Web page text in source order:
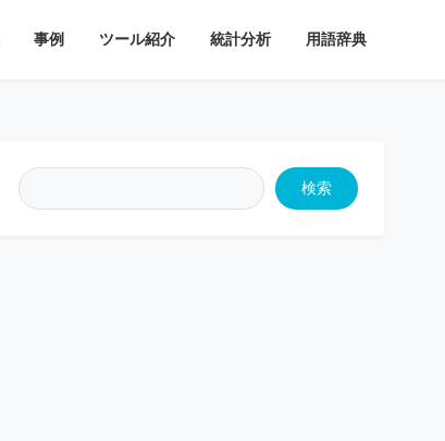
事例 ツール紹介 統計分析 用語辞典
検索